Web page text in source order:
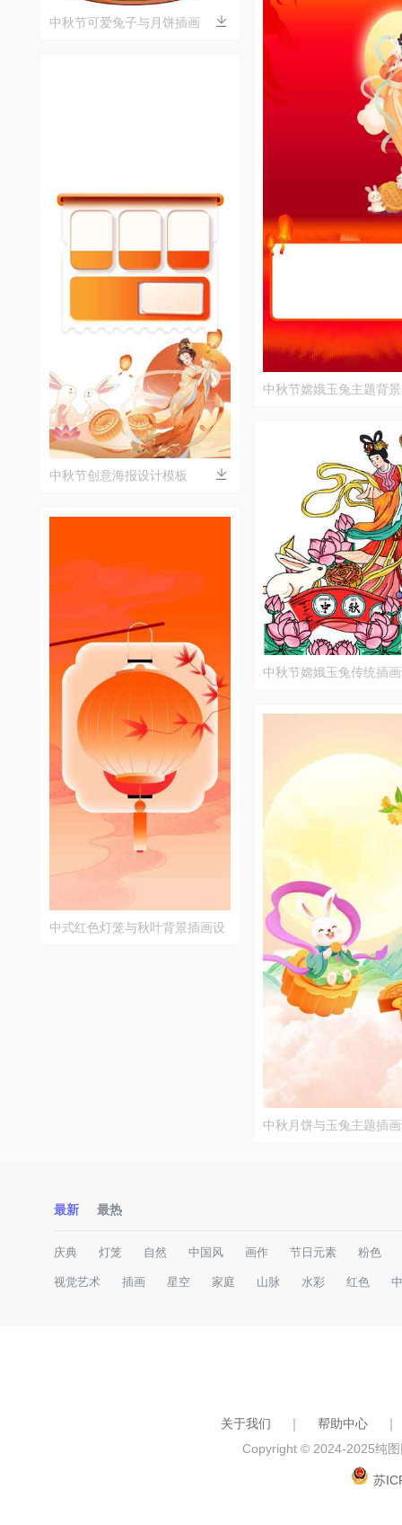
中秋节可爱兔子与月饼插画
中秋节创意海报设计模板
中式红色灯笼与秋叶背景插画设
中秋节嫦娥玉兔主题背
中秋节嫦娥玉兔传统插
中秋月饼与玉兔主题插
最新 最热
庆典 灯笼 自然 中国风 画作 节日元素 粉色
视觉艺术 插画 星空 家庭 山脉 水彩 红色
关于我们 ｜ 帮助中心
｜
Copyright © 2024-2025纯
苏